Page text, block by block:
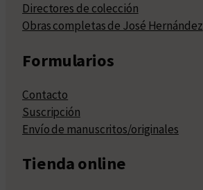
Directores de colección
Obras completas de José Hernández
Formularios
Contacto
Suscripción
Envío de manuscritos/originales
Tienda online